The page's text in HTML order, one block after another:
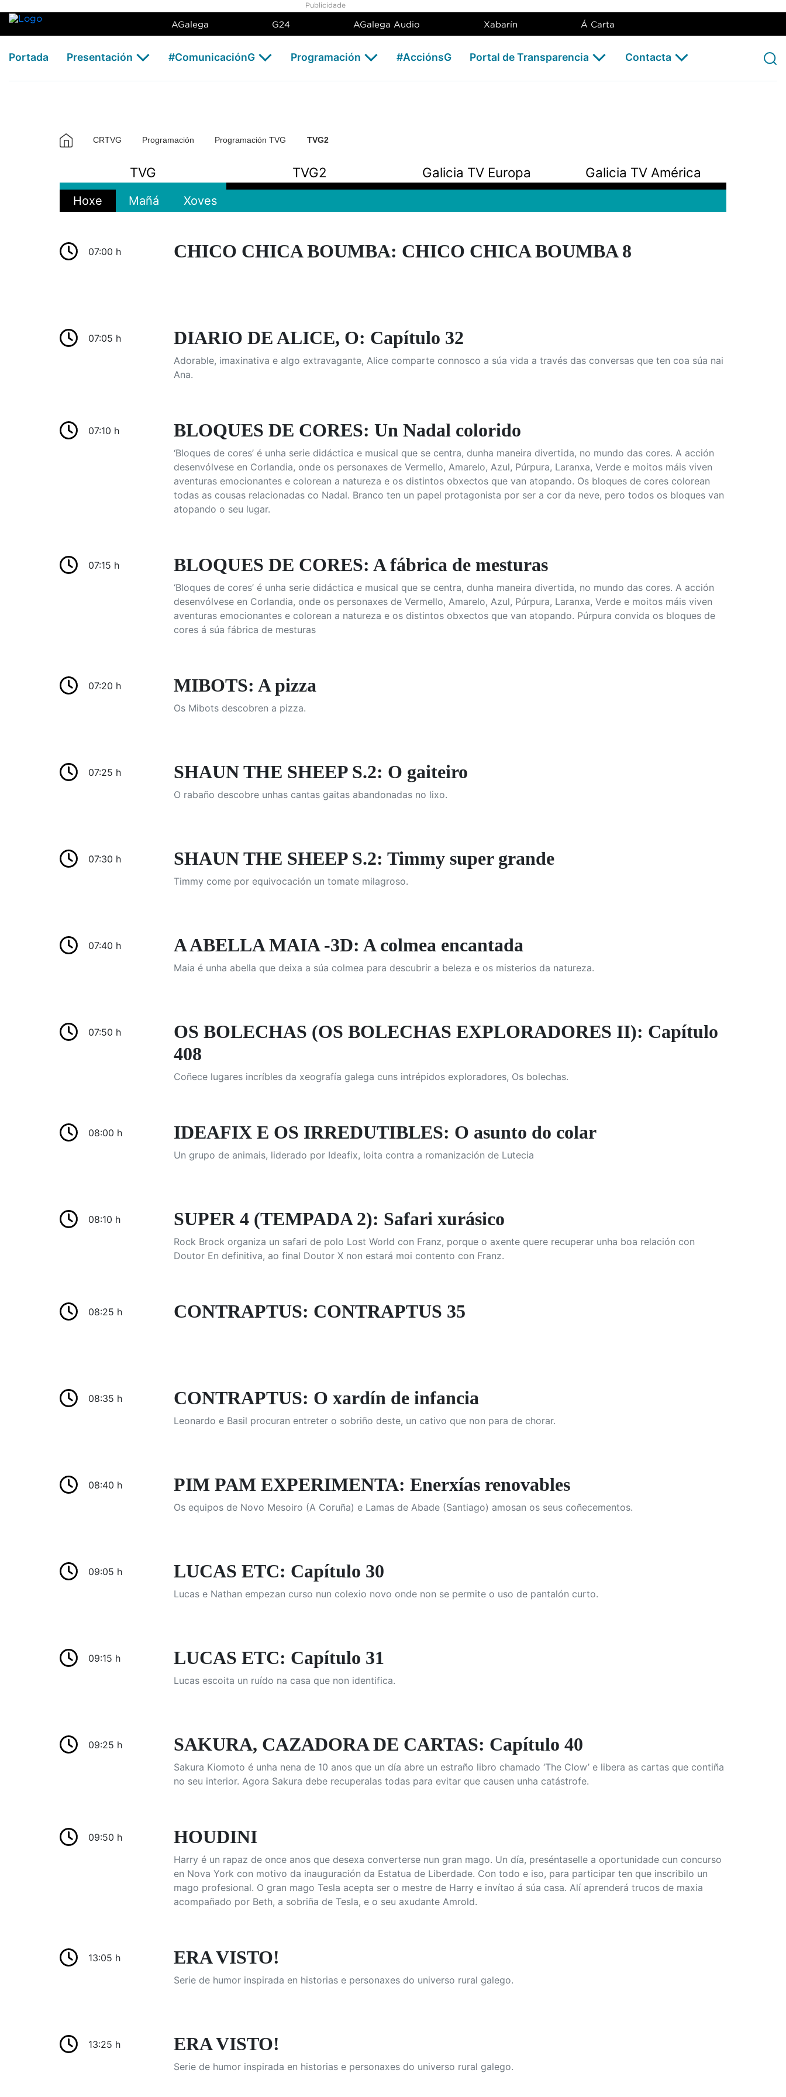
Publicidade
AGalega G24 AGalega Audio Xabarín Á Carta
Portada Presentación #ComunicaciónG Programación #AcciónsG Portal de Transparencia Contacta
CRTVG Programación Programación TVG TVG2
TVG TVG2 Galicia TV Europa Galicia TV América
Hoxe Mañá Xoves
07:00 h CHICO CHICA BOUMBA: CHICO CHICA BOUMBA 8
07:05 h DIARIO DE ALICE, O: Capítulo 32
Adorable, imaxinativa e algo extravagante, Alice comparte connosco a súa vida a través das conversas que ten coa súa nai
Ana.
07:10 h BLOQUES DE CORES: Un Nadal colorido
‘Bloques de cores’ é unha serie didáctica e musical que se centra, dunha maneira divertida, no mundo das cores. A acción
desenvólvese en Corlandia, onde os personaxes de Vermello, Amarelo, Azul, Púrpura, Laranxa, Verde e moitos máis viven
aventuras emocionantes e colorean a natureza e os distintos obxectos que van atopando. Os bloques de cores colorean
todas as cousas relacionadas co Nadal. Branco ten un papel protagonista por ser a cor da neve, pero todos os bloques van
atopando o seu lugar.
07:15 h BLOQUES DE CORES: A fábrica de mesturas
‘Bloques de cores’ é unha serie didáctica e musical que se centra, dunha maneira divertida, no mundo das cores. A acción
desenvólvese en Corlandia, onde os personaxes de Vermello, Amarelo, Azul, Púrpura, Laranxa, Verde e moitos máis viven
aventuras emocionantes e colorean a natureza e os distintos obxectos que van atopando. Púrpura convida os bloques de
cores á súa fábrica de mesturas
07:20 h MIBOTS: A pizza
Os Mibots descobren a pizza.
07:25 h SHAUN THE SHEEP S.2: O gaiteiro
O rabaño descobre unhas cantas gaitas abandonadas no lixo.
07:30 h SHAUN THE SHEEP S.2: Timmy super grande
Timmy come por equivocación un tomate milagroso.
07:40 h A ABELLA MAIA -3D: A colmea encantada
Maia é unha abella que deixa a súa colmea para descubrir a beleza e os misterios da natureza.
07:50 h
OS BOLECHAS (OS BOLECHAS EXPLORADORES II): Capítulo
408
Coñece lugares incríbles da xeografía galega cuns intrépidos exploradores, Os bolechas.
08:00 h IDEAFIX E OS IRREDUTIBLES: O asunto do colar
Un grupo de animais, liderado por Ideafix, loita contra a romanización de Lutecia
08:10 h SUPER 4 (TEMPADA 2): Safari xurásico
Rock Brock organiza un safari de polo Lost World con Franz, porque o axente quere recuperar unha boa relación con
Doutor En definitiva, ao final Doutor X non estará moi contento con Franz.
08:25 h CONTRAPTUS: CONTRAPTUS 35
08:35 h CONTRAPTUS: O xardín de infancia
Leonardo e Basil procuran entreter o sobriño deste, un cativo que non para de chorar.
08:40 h PIM PAM EXPERIMENTA: Enerxías renovables
Os equipos de Novo Mesoiro (A Coruña) e Lamas de Abade (Santiago) amosan os seus coñecementos.
09:05 h LUCAS ETC: Capítulo 30
Lucas e Nathan empezan curso nun colexio novo onde non se permite o uso de pantalón curto.
09:15 h LUCAS ETC: Capítulo 31
Lucas escoita un ruído na casa que non identifica.
09:25 h SAKURA, CAZADORA DE CARTAS: Capítulo 40
Sakura Kiomoto é unha nena de 10 anos que un día abre un estraño libro chamado ‘The Clow’ e libera as cartas que contiña
no seu interior. Agora Sakura debe recuperalas todas para evitar que causen unha catástrofe.
09:50 h HOUDINI
Harry é un rapaz de once anos que desexa converterse nun gran mago. Un día, preséntaselle a oportunidade cun concurso
en Nova York con motivo da inauguración da Estatua de Liberdade. Con todo e iso, para participar ten que inscribilo un
mago profesional. O gran mago Tesla acepta ser o mestre de Harry e invítao á súa casa. Alí aprenderá trucos de maxia
acompañado por Beth, a sobriña de Tesla, e o seu axudante Amrold.
13:05 h ERA VISTO!
Serie de humor inspirada en historias e personaxes do universo rural galego.
13:25 h ERA VISTO!
Serie de humor inspirada en historias e personaxes do universo rural galego.